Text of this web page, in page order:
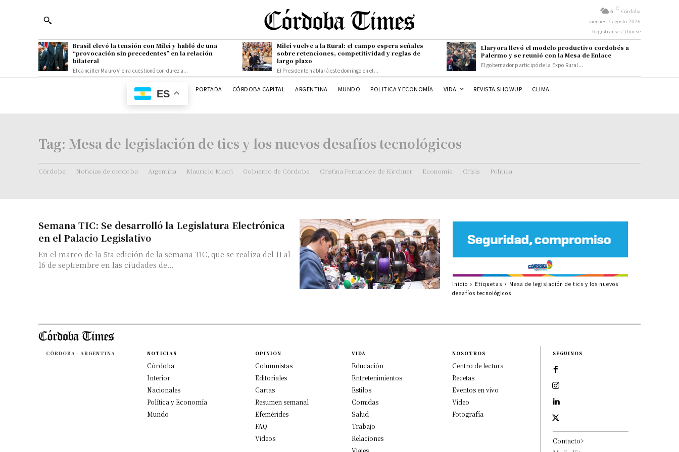
6 C Córdoba
viernes 7 agosto 2026
Registrarse / Unirse
Brasil elevó la tensión con Milei y habló de una
“provocación sin precedentes” en la relación
bilateral
El canciller Mauro Vieira cuestionó con dureza...
Milei vuelve a la Rural: el campo espera señales
sobre retenciones, competitividad y reglas de
largo plazo
El Presidente hablará este domingo en el...
Llaryora llevó el modelo productivo cordobés a
Palermo y se reunió con la Mesa de Enlace
El gobernador participó de la Expo Rural...
ES PORTADA CÓRDOBA CAPITAL ARGENTINA MUNDO POLITICA Y ECONOMÍA VIDA REVISTA SHOWUP CLIMA
Tag: Mesa de legislación de tics y los nuevos desafíos tecnológicos
Córdoba Noticias de cordoba Argentina Mauricio Macri Gobierno de Córdoba Cristina Fernandez de Kirchner Economía Crisis Politica
Semana TIC: Se desarrolló la Legislatura Electrónica
en el Palacio Legislativo
En el marco de la 5ta edición de la semana TIC, que se realiza del 11 al
16 de septiembre en las ciudades de...
Inicio Etiquetas
Mesa de legislación de tics y los nuevos
desafíos tecnológicos
CÓRDOBA - ARGENTINA NOTICIAS
Córdoba
Interior
Nacionales
Política y Economía
Mundo
OPINION
Columnistas
Editoriales
Cartas
Resumen semanal
Efemérides
FAQ
Videos
VIDA
Educación
Entretenimientos
Estilos
Comidas
Salud
Trabajo
Relaciones
Viajes
NOSOTROS
Centro de lectura
Recetas
Eventos en vivo
Video
Fotografía
SEGUINOS
Contacto>